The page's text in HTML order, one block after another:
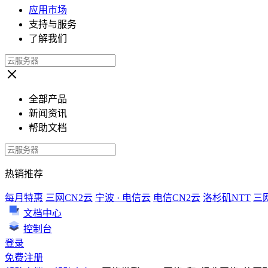
应用市场
支持与服务
了解我们
全部产品
新闻资讯
帮助文档
热销推荐
每月特惠 三网CN2云 宁波 · 电信云 电信CN2云 洛杉矶NTT 三
文档中心
控制台
登录
免费注册